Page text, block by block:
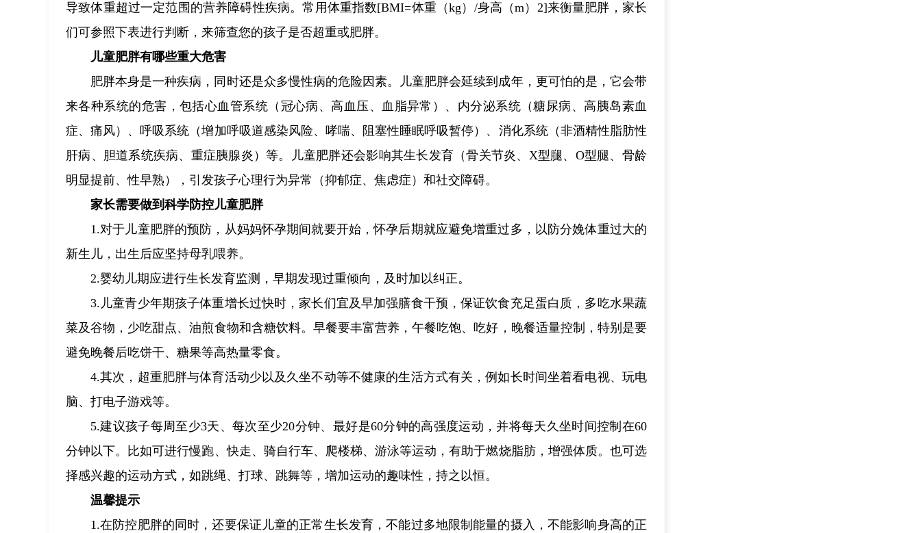
导致体重超过一定范围的营养障碍性疾病。常用体重指数[BMI=体重（kg）/身高（m）2]来衡量肥胖，家长
们可参照下表进行判断，来筛查您的孩子是否超重或肥胖。
儿童肥胖有哪些重大危害
肥胖本身是一种疾病，同时还是众多慢性病的危险因素。儿童肥胖会延续到成年，更可怕的是，它会带
来各种系统的危害，包括心血管系统（冠心病、高血压、血脂异常）、内分泌系统（糖尿病、高胰岛素血
症、痛风）、呼吸系统（增加呼吸道感染风险、哮喘、阻塞性睡眠呼吸暂停）、消化系统（非酒精性脂肪性
肝病、胆道系统疾病、重症胰腺炎）等。儿童肥胖还会影响其生长发育（骨关节炎、X型腿、O型腿、骨龄
明显提前、性早熟），引发孩子心理行为异常（抑郁症、焦虑症）和社交障碍。
家长需要做到科学防控儿童肥胖
1.对于儿童肥胖的预防，从妈妈怀孕期间就要开始，怀孕后期就应避免增重过多，以防分娩体重过大的
新生儿，出生后应坚持母乳喂养。
2.婴幼儿期应进行生长发育监测，早期发现过重倾向，及时加以纠正。
3.儿童青少年期孩子体重增长过快时，家长们宜及早加强膳食干预，保证饮食充足蛋白质，多吃水果蔬
菜及谷物，少吃甜点、油煎食物和含糖饮料。早餐要丰富营养，午餐吃饱、吃好，晚餐适量控制，特别是要
避免晚餐后吃饼干、糖果等高热量零食。
4.其次，超重肥胖与体育活动少以及久坐不动等不健康的生活方式有关，例如长时间坐着看电视、玩电
脑、打电子游戏等。
5.建议孩子每周至少3天、每次至少20分钟、最好是60分钟的高强度运动，并将每天久坐时间控制在60
分钟以下。比如可进行慢跑、快走、骑自行车、爬楼梯、游泳等运动，有助于燃烧脂肪，增强体质。也可选
择感兴趣的运动方式，如跳绳、打球、跳舞等，增加运动的趣味性，持之以恒。
温馨提示
1.在防控肥胖的同时，还要保证儿童的正常生长发育，不能过多地限制能量的摄入，不能影响身高的正